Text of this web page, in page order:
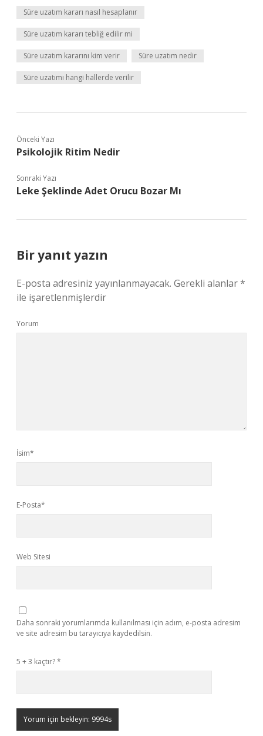
Süre uzatım kararı nasıl hesaplanır
Süre uzatım kararı tebliğ edilir mi
Süre uzatım kararını kim verir Süre uzatım nedir
Süre uzatımı hangi hallerde verilir
Önceki Yazı
Psikolojik Ritim Nedir
Sonraki Yazı
Leke Şeklinde Adet Orucu Bozar Mı
Bir yanıt yazın
E-posta adresiniz yayınlanmayacak. Gerekli alanlar*
ile işaretlenmişlerdir
Yorum
İsim*
E-Posta*
Web Sitesi
Daha sonraki yorumlarımda kullanılması için adım, e-posta adresim
ve site adresim bu tarayıcıya kaydedilsin.
5 + 3 kaçtır?*